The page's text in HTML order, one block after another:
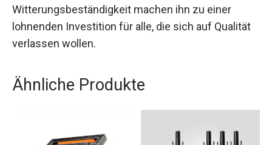
Witterungsbeständigkeit machen ihn zu einer
lohnenden Investition für alle, die sich auf Qualität
verlassen wollen.
Ähnliche Produkte